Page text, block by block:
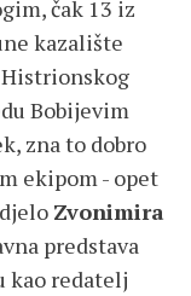
čak 13 iz
kazalište
Bobijevim
zna to dobro
ekipom - opet
Zvonimira
predstava
kao redatelj